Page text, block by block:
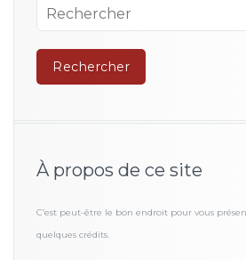
À propos de ce site
C’est peut-être le bon endroit pour vous
quelques crédits.